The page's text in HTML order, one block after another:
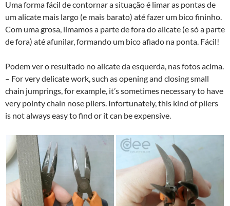
Uma forma fácil de contornar a situação é limar as pontas de
um alicate mais largo (e mais barato) até fazer um bico fininho.
Com uma grosa, limamos a parte de fora do alicate (e só a parte
de fora) até afunilar, formando um bico afiado na ponta. Fácil!
Podem ver o resultado no alicate da esquerda, nas fotos acima.
– For very delicate work, such as opening and closing small
chain jumprings, for example, it’s sometimes necessary to have
very pointy chain nose pliers. Infortunately, this kind of pliers
is not always easy to find or it can be expensive.